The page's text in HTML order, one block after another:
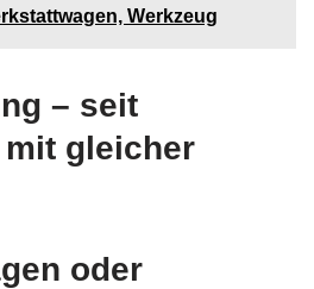
Werkzeug
– seit
gleicher
oder